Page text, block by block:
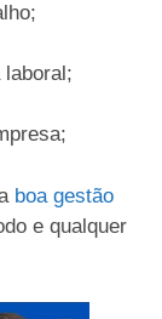
boa gestão
e qualquer